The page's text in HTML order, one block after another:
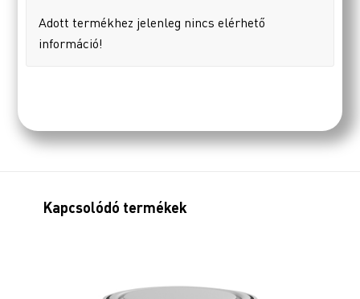
Adott termékhez jelenleg nincs elérhető
információ!
Kapcsolódó termékek